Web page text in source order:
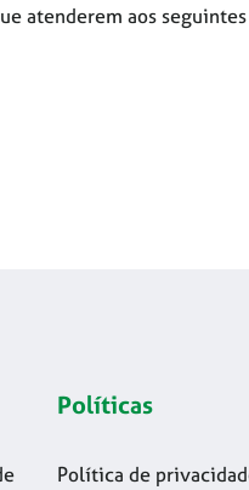
atenderem aos
Políticas
Política de